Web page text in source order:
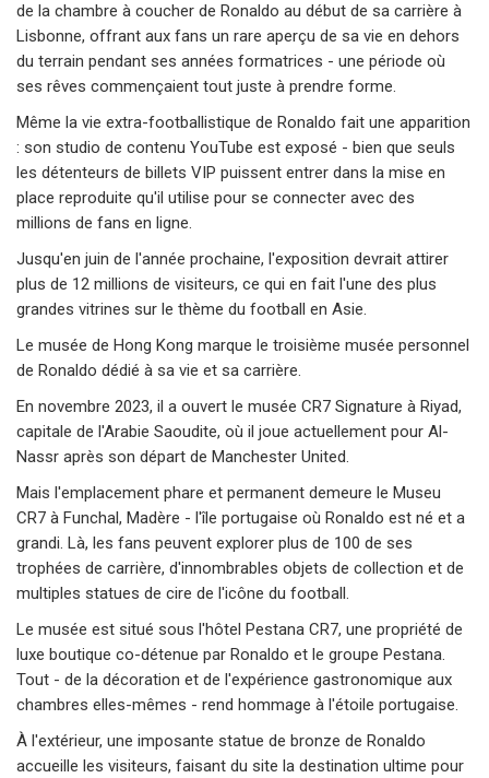
de la chambre à coucher de Ronaldo au début de sa carrière à
Lisbonne, offrant aux fans un rare aperçu de sa vie en dehors
du terrain pendant ses années formatrices - une période où
ses rêves commençaient tout juste à prendre forme.
Même la vie extra-footballistique de Ronaldo fait une apparition
: son studio de contenu YouTube est exposé - bien que seuls
les détenteurs de billets VIP puissent entrer dans la mise en
place reproduite qu'il utilise pour se connecter avec des
millions de fans en ligne.
Jusqu'en juin de l'année prochaine, l'exposition devrait attirer
plus de 12 millions de visiteurs, ce qui en fait l'une des plus
grandes vitrines sur le thème du football en Asie.
Le musée de Hong Kong marque le troisième musée personnel
de Ronaldo dédié à sa vie et sa carrière.
En novembre 2023, il a ouvert le musée CR7 Signature à Riyad,
capitale de l'Arabie Saoudite, où il joue actuellement pour Al-
Nassr après son départ de Manchester United.
Mais l'emplacement phare et permanent demeure le Museu
CR7 à Funchal, Madère - l'île portugaise où Ronaldo est né et a
grandi. Là, les fans peuvent explorer plus de 100 de ses
trophées de carrière, d'innombrables objets de collection et de
multiples statues de cire de l'icône du football.
Le musée est situé sous l'hôtel Pestana CR7, une propriété de
luxe boutique co-détenue par Ronaldo et le groupe Pestana.
Tout - de la décoration et de l'expérience gastronomique aux
chambres elles-mêmes - rend hommage à l'étoile portugaise.
À l'extérieur, une imposante statue de bronze de Ronaldo
accueille les visiteurs, faisant du site la destination ultime pour